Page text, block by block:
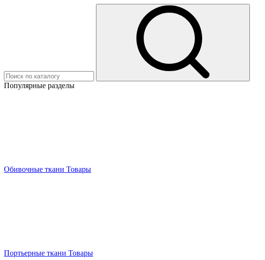
Популярные разделы
Обивочные ткани Товары
Портьерные ткани Товары